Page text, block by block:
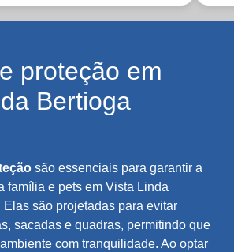
proteção em
Bertioga
são essenciais para garantir a
família e pets em Vista Linda
Elas são projetadas para evitar
sacadas e quadras, permitindo que
com tranquilidade. Ao optar